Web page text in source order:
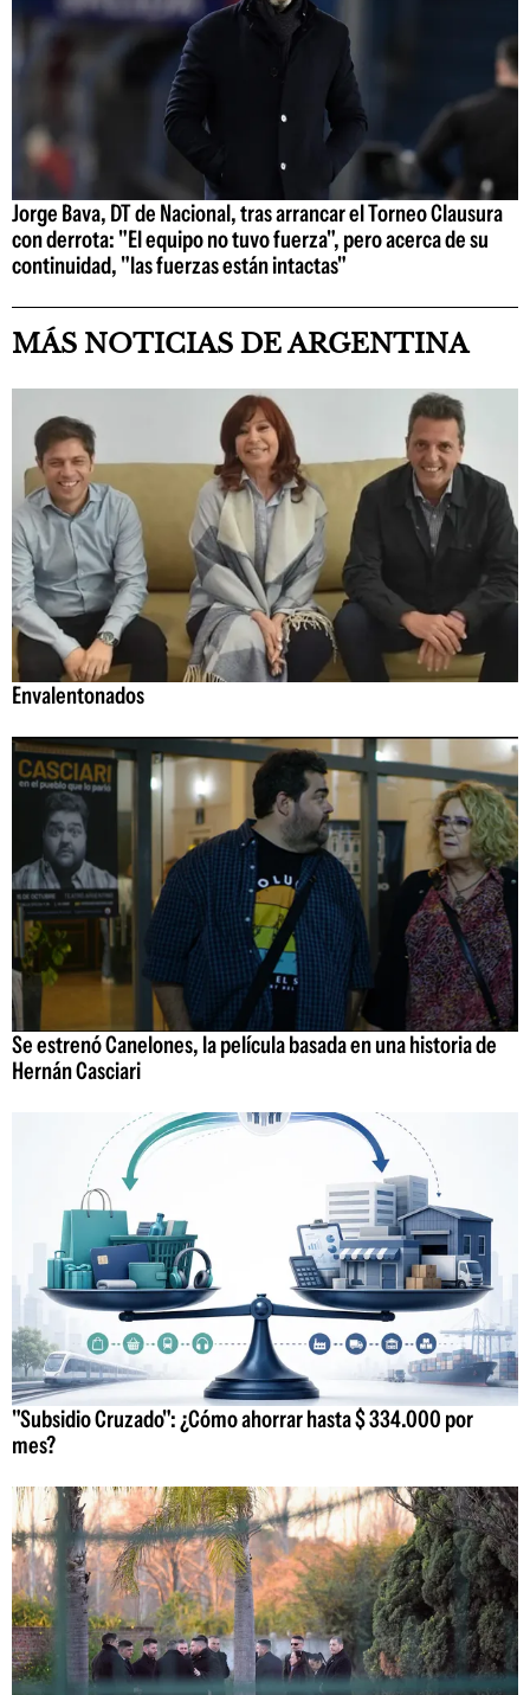
Jorge Bava, DT de Nacional, tras arrancar el Torneo Clausura
con derrota: "El equipo no tuvo fuerza", pero acerca de su
continuidad, "las fuerzas están intactas"
MÁS NOTICIAS DE ARGENTINA
Envalentonados
Se estrenó Canelones, la película basada en una historia de
Hernán Casciari
"Subsidio Cruzado": ¿Cómo ahorrar hasta $ 334.000 por
mes?